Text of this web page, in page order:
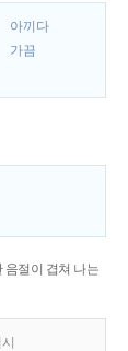
아끼다
가끔
음절이 겹쳐 나는